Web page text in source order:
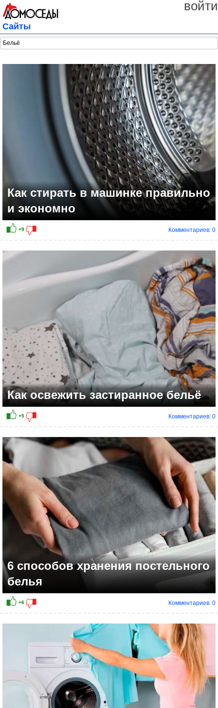
войти
Сайты
Как стирать в машинке правильно
и экономно
Комментариев: 0
Как освежить застиранное бельё
Комментариев: 0
6 способов хранения постельного
белья
Комментариев: 0